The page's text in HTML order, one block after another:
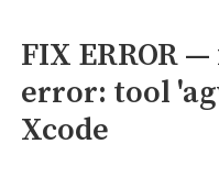
FIX ERROR
error: tool
Xcode